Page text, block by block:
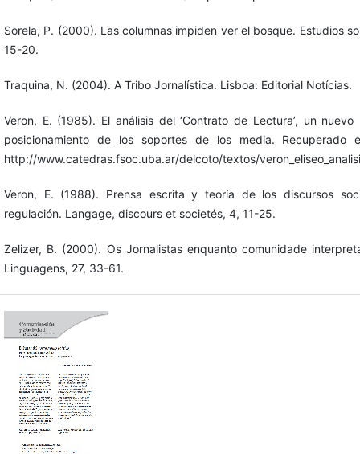
Sorela, P. (2000). Las columnas impiden ver el bosque. Estudios
15-20.
Traquina, N. (2004). A Tribo Jornalística. Lisboa: Editorial Notícias.
Veron, E. (1985). El análisis del ‘Contrato de Lectura’, un
posicionamiento de los soportes de los media.
http://www.catedras.fsoc.uba.ar/delcoto/textos/
Veron, E. (1988). Prensa escrita y teoría de los discursos
regulación. Langage, discours et societés, 4, 11-25.
Zelizer, B. (2000). Os Jornalistas enquanto comunidade
Linguagens, 27, 33-61.